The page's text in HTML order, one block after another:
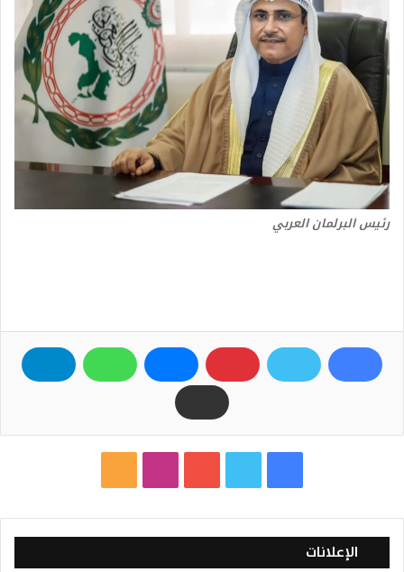
رئيس البرلمان العربي
س
ي
ت
س
خ
الإعلانات